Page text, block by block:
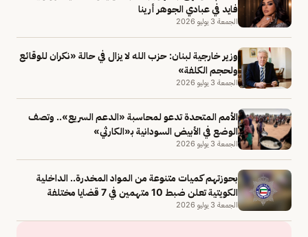
فايد في عبادي الجوهر أرينا
الجمعة 3 يوليو 2026
وزير خارجية لبنان: حزب الله لا يزال في حالة «نكران للوقائع
ولحجم الكلفة»
الجمعة 3 يوليو 2026
الأمم المتحدة تدعو لمحاسبة «الدعم السريع».. وتصف
الوضع في الأبيض السودانية بـ«الكارثي»
الجمعة 3 يوليو 2026
بحوزتهم كميات متنوعة من المواد المخدرة.. الداخلية
الكويتية تعلن ضبط 10 متهمين في 7 قضايا مختلفة
الجمعة 3 يوليو 2026